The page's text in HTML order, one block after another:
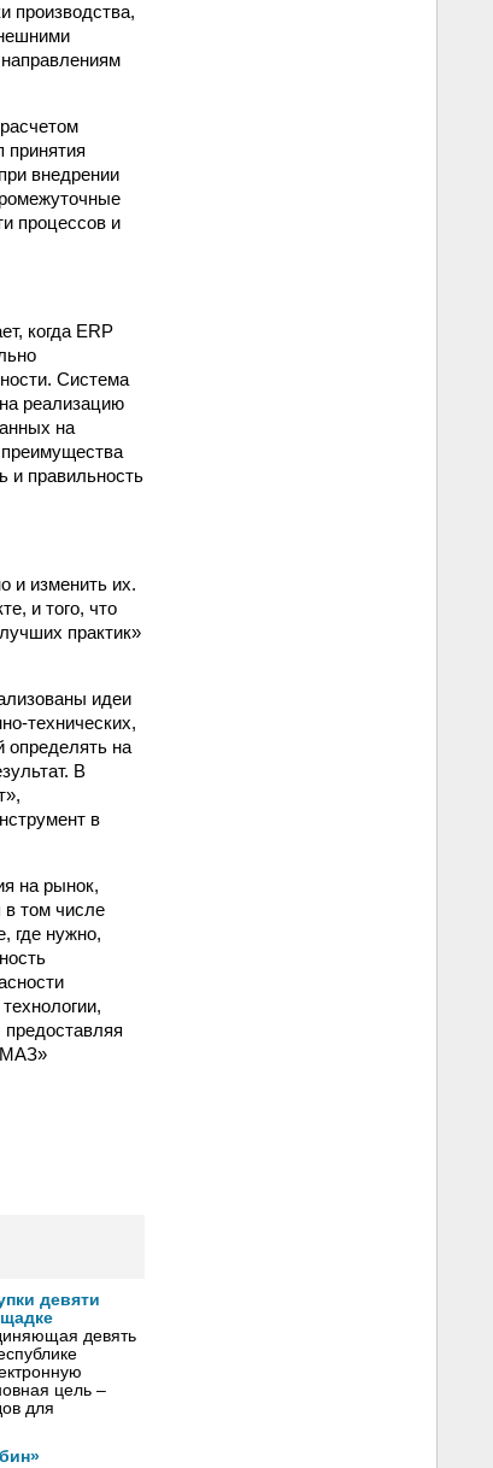
производства,
принятия
внедрении
процессов и
когда ERP
Система
реализацию
на
преимущества
и правильность
и изменить их.
и того, что
практик»
идеи
технических,
определять на
В
в
на рынок,
в том числе
где нужно,
девяти
девять
цель –
для